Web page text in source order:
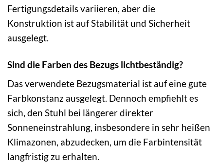
Fertigungsdetails variieren, aber die
Konstruktion ist auf Stabilität und Sicherheit
ausgelegt.
Sind die Farben des Bezugs lichtbeständig?
Das verwendete Bezugsmaterial ist auf eine gute
Farbkonstanz ausgelegt. Dennoch empfiehlt es
sich, den Stuhl bei längerer direkter
Sonneneinstrahlung, insbesondere in sehr heißen
Klimazonen, abzudecken, um die Farbintensität
langfristig zu erhalten.